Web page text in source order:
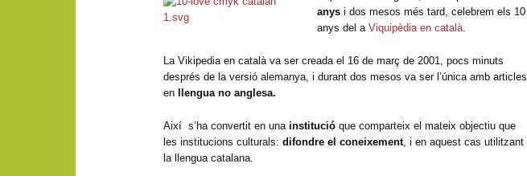
anysi dos mesos més tard, celebrem els 10
anys del aViquipèdiaen català.
La Vikipedia en català va ser creada el 16 de març de 2001, pocs minuts
després de la versió alemanya, i durant dos mesos va ser l’única amb articles
en
llengua no anglesa.
Així s’ha convertit en una institució que comparteix el mateix objectiu que
les institucions culturals: difondre el coneixement, i en aquest cas utilitzant
la llengua catalana.